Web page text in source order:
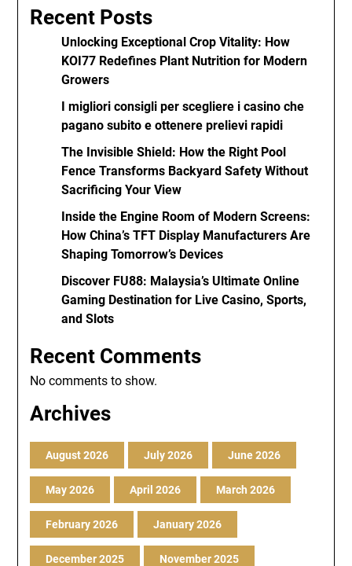
Recent Posts
Unlocking Exceptional Crop Vitality: How
KOI77 Redefines Plant Nutrition for Modern
Growers
I migliori consigli per scegliere i casino che
pagano subito e ottenere prelievi rapidi
The Invisible Shield: How the Right Pool
Fence Transforms Backyard Safety Without
Sacrificing Your View
Inside the Engine Room of Modern Screens:
How China’s TFT Display Manufacturers Are
Shaping Tomorrow’s Devices
Discover FU88: Malaysia’s Ultimate Online
Gaming Destination for Live Casino, Sports,
and Slots
Recent Comments
No comments to show.
Archives
August 2026 July 2026 June 2026
May 2026 April 2026 March 2026
February 2026 January 2026
December 2025 November 2025